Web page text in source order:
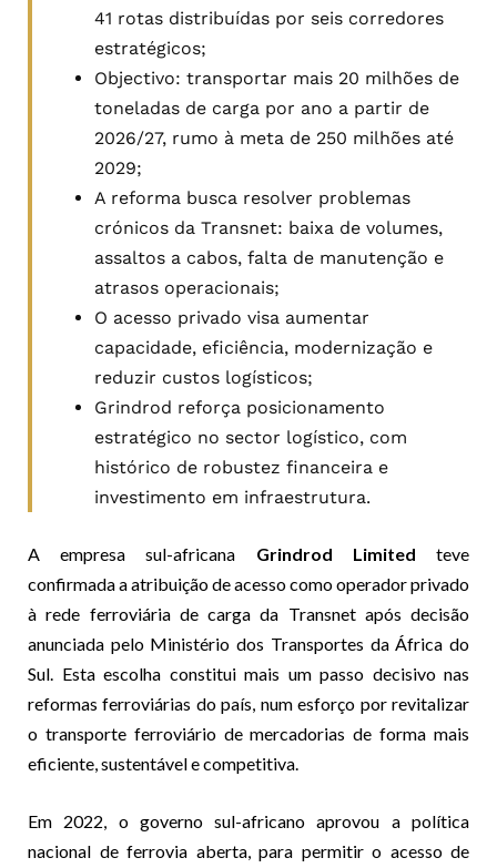
41 rotas distribuídas por seis corredores
estratégicos;
Objectivo: transportar mais 20 milhões de
toneladas de carga por ano a partir de
2026/27, rumo à meta de 250 milhões até
2029;
A reforma busca resolver problemas
crónicos da Transnet: baixa de volumes,
assaltos a cabos, falta de manutenção e
atrasos operacionais;
O acesso privado visa aumentar
capacidade, eficiência, modernização e
reduzir custos logísticos;
Grindrod reforça posicionamento
estratégico no sector logístico, com
histórico de robustez financeira e
investimento em infraestrutura.
A empresa sul-africana Grindrod Limited teve
confirmada a atribuição de acesso como operador privado
à rede ferroviária de carga da Transnet após decisão
anunciada pelo Ministério dos Transportes da África do
Sul. Esta escolha constitui mais um passo decisivo nas
reformas ferroviárias do país, num esforço por revitalizar
o transporte ferroviário de mercadorias de forma mais
eficiente, sustentável e competitiva.
Em 2022, o governo sul-africano aprovou a política
nacional de ferrovia aberta, para permitir o acesso de